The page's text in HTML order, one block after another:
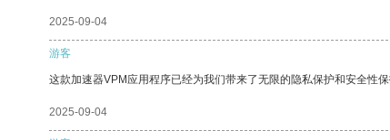
2025-09-04
游客
这款加速器VPM应用程序已经为我们带来了无限的隐私保护和安全性保
2025-09-04